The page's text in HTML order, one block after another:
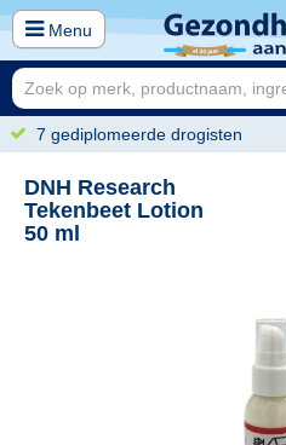
Menu
7 gediplomeerde drogisten
DNH Research
Tekenbeet Lotion
50 ml